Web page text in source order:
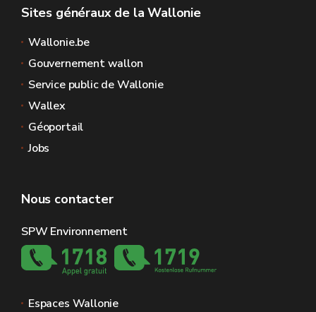
Sites généraux de la Wallonie
Wallonie.be
Gouvernement wallon
Service public de Wallonie
Wallex
Géoportail
Jobs
Nous contacter
SPW Environnement
Espaces Wallonie